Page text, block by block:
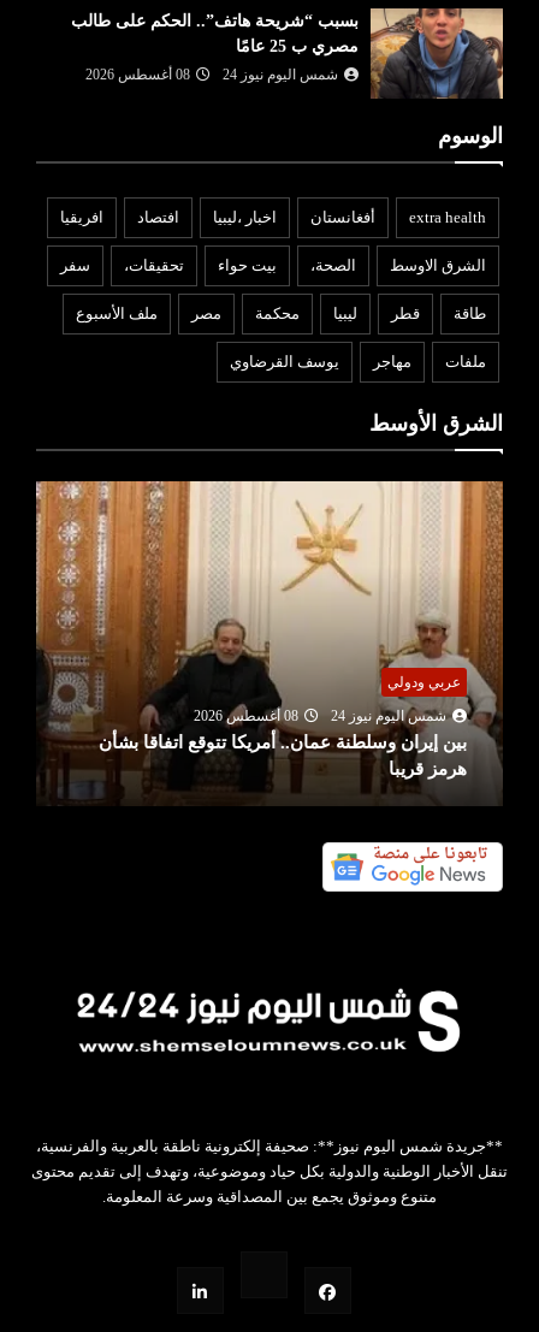
بسبب “شريحة هاتف”.. الحكم على طالب
مصري ب 25 عامًا
شمس اليوم نيوز 24 08 أغسطس 2026
الوسوم
extra health أفغانستان اخبار ،ليبيا افتصاد افريقيا
الشرق الاوسط الصحة، بيت حواء تحقيقات، سفر
طاقة قطر ليبيا محكمة مصر ملف الأسبوع
ملفات مهاجر يوسف القرضاوي
الشرق الأوسط
عربي ودولي
شمس اليوم نيوز 24
08 أغسطس 2026
بين إيران وسلطنة عمان.. أمريكا تتوقع اتفاقا بشأن
هرمز قريبا
**جريدة شمس اليوم نيوز**: صحيفة إلكترونية ناطقة بالعربية والفرنسية،
تنقل الأخبار الوطنية والدولية بكل حياد وموضوعية، وتهدف إلى تقديم محتوى
متنوع وموثوق يجمع بين المصداقية وسرعة المعلومة.